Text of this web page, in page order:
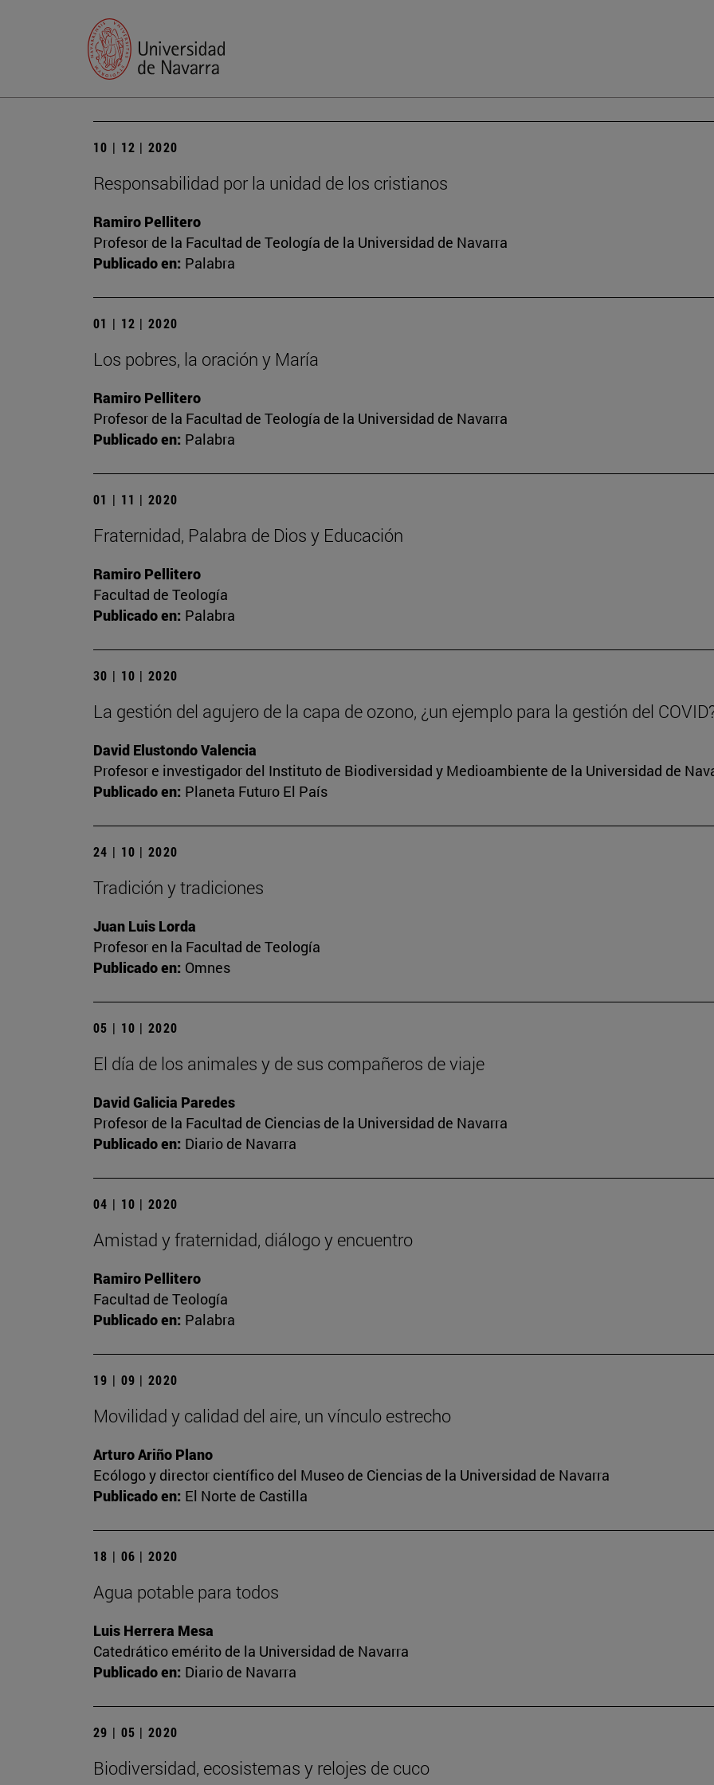
10 | 12 | 2020
Responsabilidad por la unidad de los cristianos
Ramiro Pellitero
Profesor de la Facultad de Teología de la Universidad de Navarra
Publicado en: Palabra
01 | 12 | 2020
Los pobres, la oración y María
Ramiro Pellitero
Profesor de la Facultad de Teología de la Universidad de Navarra
Publicado en: Palabra
01 | 11 | 2020
Fraternidad, Palabra de Dios y Educación
Ramiro Pellitero
Facultad de Teología
Publicado en: Palabra
30 | 10 | 2020
La gestión del agujero de la capa de ozono, ¿un ejemplo para la gestión del
David Elustondo Valencia
Profesor e investigador del Instituto de Biodiversidad y Medioambiente de la Universidad de
Publicado en: Planeta Futuro El País
24 | 10 | 2020
Tradición y tradiciones
Juan Luis Lorda
Profesor en la Facultad de Teología
Publicado en: Omnes
05 | 10 | 2020
El día de los animales y de sus compañeros de viaje
David Galicia Paredes
Profesor de la Facultad de Ciencias de la Universidad de Navarra
Publicado en: Diario de Navarra
04 | 10 | 2020
Amistad y fraternidad, diálogo y encuentro
Ramiro Pellitero
Facultad de Teología
Publicado en: Palabra
19 | 09 | 2020
Movilidad y calidad del aire, un vínculo estrecho
Arturo Ariño Plano
Ecólogo y director científico del Museo de Ciencias de la Universidad de Navarra
Publicado en: El Norte de Castilla
18 | 06 | 2020
Agua potable para todos
Luis Herrera Mesa
Catedrático emérito de la Universidad de Navarra
Publicado en: Diario de Navarra
29 | 05 | 2020
Biodiversidad, ecosistemas y relojes de cuco